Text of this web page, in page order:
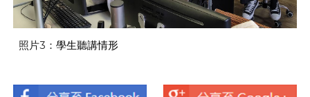
照片3 ：學生聽講情形